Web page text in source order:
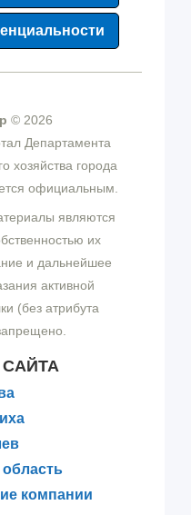
© 2026
Департамента
хозяйства города
официальным.
являются
их
и дальнейшее
активной
(без атрибута
компании